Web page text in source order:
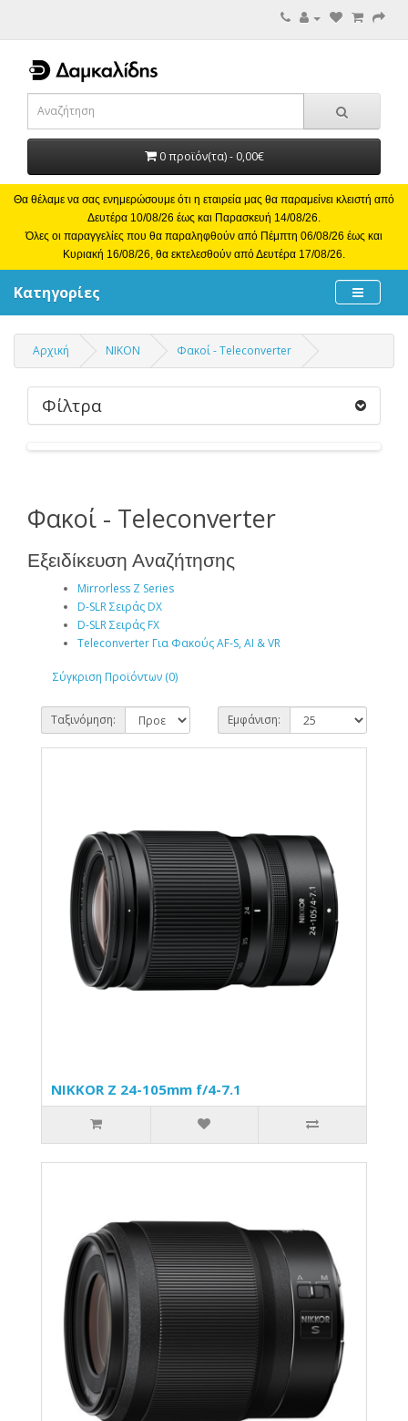
0 προϊόν(τα) - 0,00€
Θα θέλαμε να σας ενημερώσουμε ότι η εταιρεία μας θα παραμείνει κλειστή από
Δευτέρα 10/08/26 έως και Παρασκευή 14/08/26.
Όλες οι παραγγελίες που θα παραληφθούν από Πέμπτη 06/08/26 έως και
Κυριακή 16/08/26, θα εκτελεσθούν από Δευτέρα 17/08/26.
Κατηγορίες
Αρχική NIKON Φακοί - Teleconverter
Φίλτρα
Φακοί - Teleconverter
Εξειδίκευση Αναζήτησης
Mirrorless Z Series
D-SLR Σειράς DX
D-SLR Σειράς FX
Teleconverter Για Φακούς AF-S, AI & VR
Σύγκριση Προϊόντων (0)
Ταξινόμηση: Εμφάνιση:
NIKKOR Z 24-105mm f/4-7.1